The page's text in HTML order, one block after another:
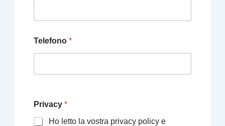
Telefono *
Privacy *
Ho letto la vostra privacy policy e